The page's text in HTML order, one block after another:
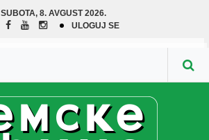
SUBOTA, 8. AVGUST 2026.
ULOGUJ SE